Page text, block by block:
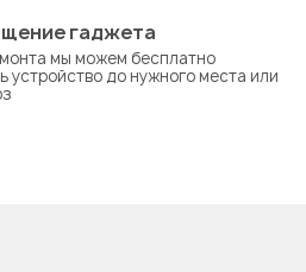
гаджета
мы можем бесплатно
устройство до нужного места или